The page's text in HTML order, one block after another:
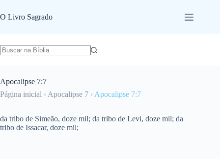
para
o
O Livro Sagrado
Apocalipse 7:7
Página inicial › Apocalipse 7 › Apocalipse 7:7
da tribo de Simeão, doze mil; da tribo de Levi, doze mil; da
tribo de Issacar, doze mil;